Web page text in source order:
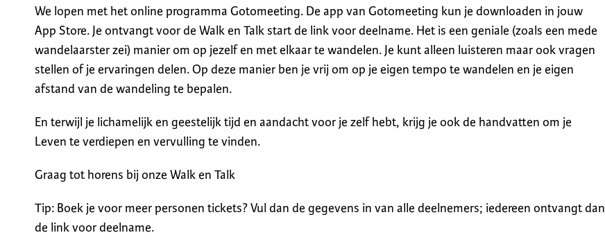
We lopen met het online programma Gotomeeting. De app van Gotomeeting kun je downloaden in jouw
App Store. Je ontvangt voor de Walk en Talk start de link voor deelname. Het is een geniale (zoals een mede
wandelaarster zei) manier om op jezelf en met elkaar te wandelen. Je kunt alleen luisteren maar ook vragen
stellen of je ervaringen delen. Op deze manier ben je vrij om op je eigen tempo te wandelen en je eigen
afstand van de wandeling te bepalen.
En terwijl je lichamelijk en geestelijk tijd en aandacht voor je zelf hebt, krijg je ook de handvatten om je
Leven te verdiepen en vervulling te vinden.
Graag tot horens bij onze Walk en Talk
Tip: Boek je voor meer personen tickets? Vul dan de gegevens in van alle deelnemers; iedereen ontvangt dan
de link voor deelname.